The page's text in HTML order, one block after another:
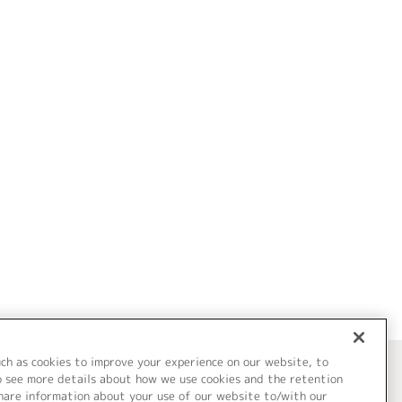
as cookies to improve your experience on our website, to
see more details about how we use cookies and the retention
information about your use of our website to/with our